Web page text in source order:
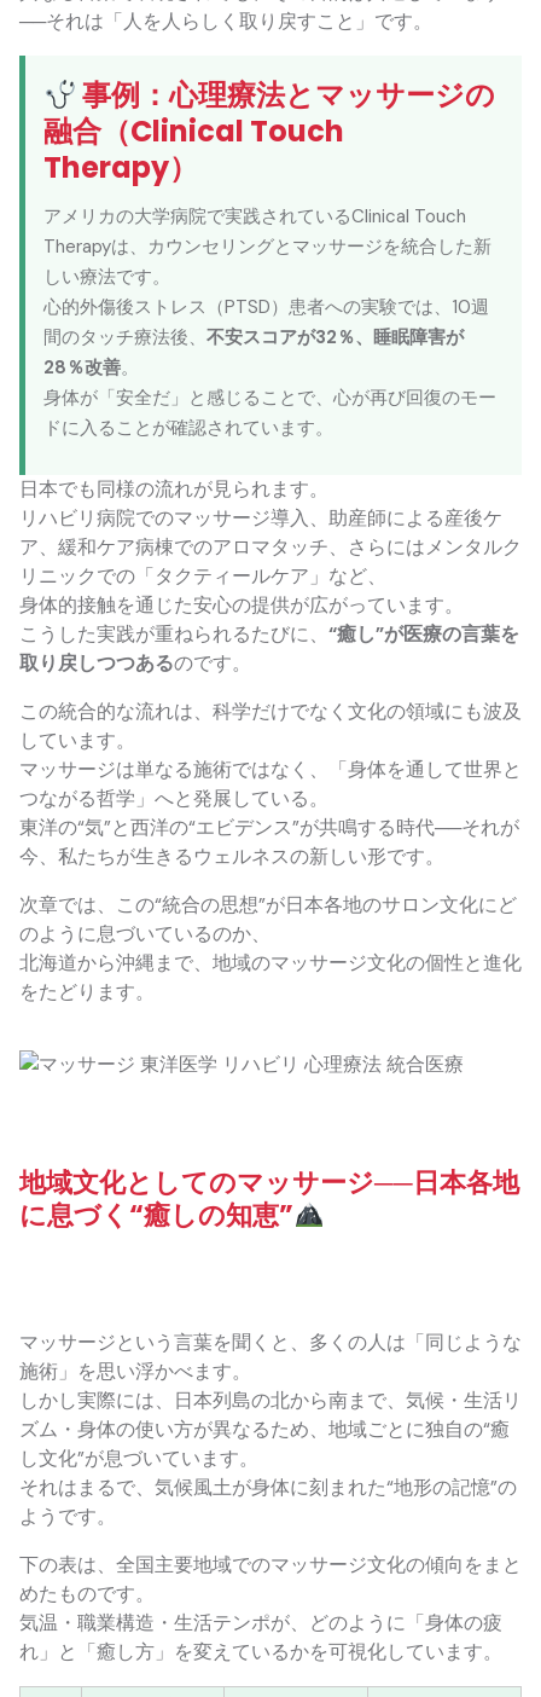
──それは「人を人らしく取り戻すこと」です。
事例：心理療法とマッサージの
融合（Clinical Touch
Therapy）
アメリカの大学病院で実践されているClinical Touch
Therapyは、カウンセリングとマッサージを統合した新
しい療法です。
心的外傷後ストレス（PTSD）患者への実験では、10週
間のタッチ療法後、 不安スコアが32％、睡眠障害が
28％改善。
身体が「安全だ」と感じることで、心が再び回復のモー
ドに入ることが確認されています。
日本でも同様の流れが見られます。
リハビリ病院でのマッサージ導入、助産師による産後ケ
ア、緩和ケア病棟でのアロマタッチ、さらにはメンタルク
リニックでの「タクティールケア」など、
身体的接触を通じた安心の提供が広がっています。
こうした実践が重ねられるたびに、 “癒し”が医療の言葉を
取り戻しつつあるのです。
この統合的な流れは、科学だけでなく文化の領域にも波及
しています。
マッサージは単なる施術ではなく、「身体を通して世界と
つながる哲学」へと発展している。
東洋の“気”と西洋の“エビデンス”が共鳴する時代──それが
今、私たちが生きるウェルネスの新しい形です。
次章では、この“統合の思想”が日本各地のサロン文化にど
のように息づいているのか、
北海道から沖縄まで、地域のマッサージ文化の個性と進化
をたどります。
地域文化としてのマッサージ──日本各地
に息づく“癒しの知恵”
マッサージという言葉を聞くと、多くの人は「同じような
施術」を思い浮かべます。
しかし実際には、日本列島の北から南まで、気候・生活リ
ズム・身体の使い方が異なるため、地域ごとに独自の“癒
し文化”が息づいています。
それはまるで、気候風土が身体に刻まれた“地形の記憶”の
ようです。
下の表は、全国主要地域でのマッサージ文化の傾向をまと
めたものです。
気温・職業構造・生活テンポが、どのように「身体の疲
れ」と「癒し方」を変えているかを可視化しています。